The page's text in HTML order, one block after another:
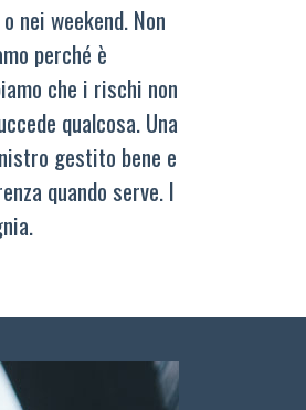
nei weekend. Non
perché è
che i rischi non
qualcosa. Una
gestito bene e
quando serve. I